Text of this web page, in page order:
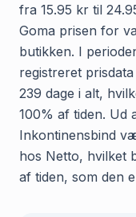
fra 15.95 kr til
Goma prisen for
butikken. I
registreret
239 dage i alt,
100% af tiden. Ud
Inkontinensbind
hos Netto, hvilket
af tiden, som den